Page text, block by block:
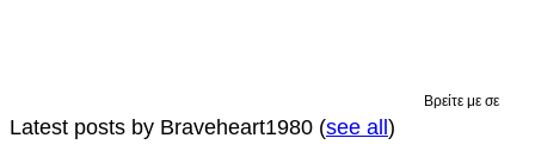
Βρείτε με σε
Latest posts by Braveheart1980 (see all)